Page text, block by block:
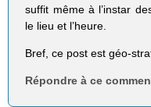
suffit même à l’instar
le lieu et l’heure.
Bref, ce post est géo-
Répondre à ce